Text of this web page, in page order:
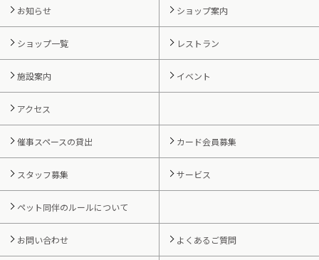
お知らせ ショップ案内
ショップ一覧 レストラン
施設案内 イベント
アクセス
催事スペースの貸出 カード会員募集
スタッフ募集 サービス
ペット同伴のルールについて
お問い合わせ よくあるご質問